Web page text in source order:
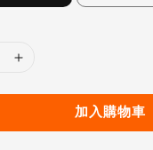
加入購物車